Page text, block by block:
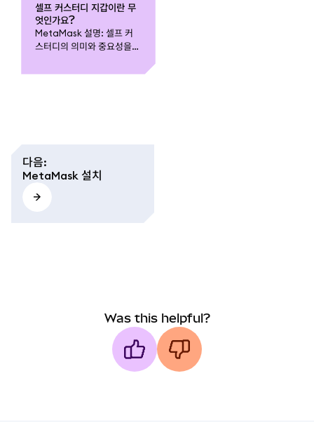
셀프 커스터디 지갑이란 무
엇인가요?
MetaMask 설명: 셀프 커
스터디의 의미와 중요성을
다음:
MetaMask 설치
Was this helpful?